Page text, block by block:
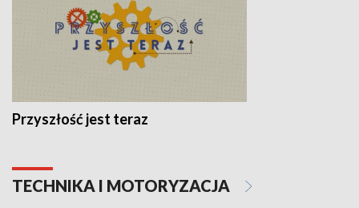
Przyszłość jest teraz
TECHNIKA I MOTORYZACJA